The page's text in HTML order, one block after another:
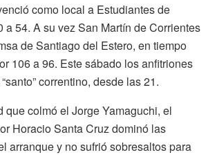
como local a Estudiantes de
a 54. A su vez San Martín de Corrientes
de Santiago del Estero, en tiempo
106 a 96. Este sábado los anfitriones
correntino, desde las 21.
que colmó el Jorge Yamaguchi, el
Horacio Santa Cruz dominó las
arranque y no sufrió sobresaltos para